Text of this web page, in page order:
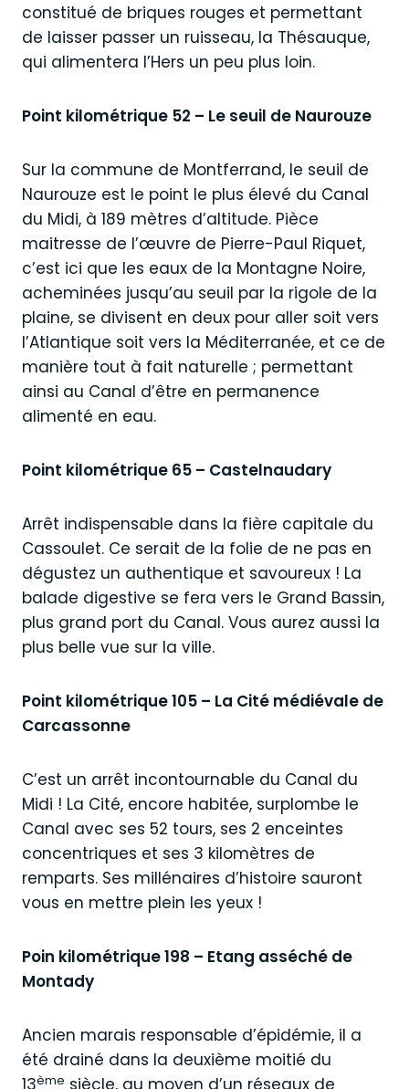
constitué de briques rouges et permettant
de laisser passer un ruisseau, la Thésauque,
qui alimentera l’Hers un peu plus loin.
Point kilométrique 52 – Le seuil de Naurouze
Sur la commune de Montferrand, le seuil de
Naurouze est le point le plus élevé du Canal
du Midi, à 189 mètres d’altitude. Pièce
maitresse de l’œuvre de Pierre-Paul Riquet,
c’est ici que les eaux de la Montagne Noire,
acheminées jusqu’au seuil par la rigole de la
plaine, se divisent en deux pour aller soit vers
l’Atlantique soit vers la Méditerranée, et ce de
manière tout à fait naturelle ; permettant
ainsi au Canal d’être en permanence
alimenté en eau.
Point kilométrique 65 – Castelnaudary
Arrêt indispensable dans la fière capitale du
Cassoulet. Ce serait de la folie de ne pas en
dégustez un authentique et savoureux ! La
balade digestive se fera vers le Grand Bassin,
plus grand port du Canal. Vous aurez aussi la
plus belle vue sur la ville.
Point kilométrique 105 – La Cité médiévale de
Carcassonne
C’est un arrêt incontournable du Canal du
Midi ! La Cité, encore habitée, surplombe le
Canal avec ses 52 tours, ses 2 enceintes
concentriques et ses 3 kilomètres de
remparts. Ses millénaires d’histoire sauront
vous en mettre plein les yeux !
Poin kilométrique 198 – Etang asséché de
Montady
Ancien marais responsable d’épidémie, il a
été drainé dans la deuxième moitié du
13ème siècle, au moyen d’un réseaux de